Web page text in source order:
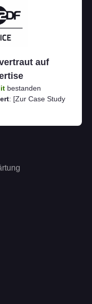
auf
bestanden
: [Zur Case Study